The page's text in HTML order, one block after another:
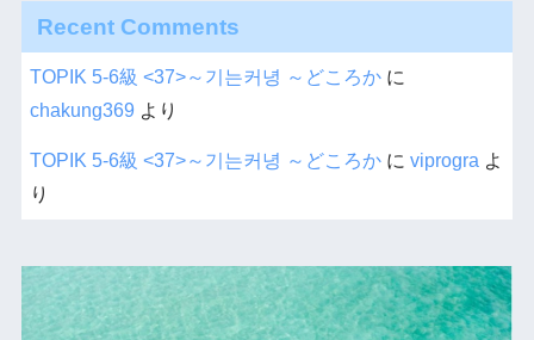
Recent Comments
TOPIK 5-6級 <37>～기는커녕 ～どころかに
chakung369 より
TOPIK 5-6級 <37>～기는커녕 ～どころかに viprogra よ
り